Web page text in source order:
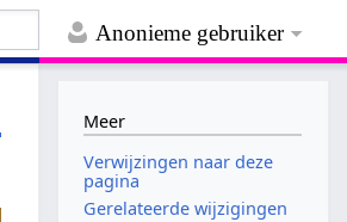
Anonieme gebruiker
Meer
Verwijzingen naar deze
pagina
Gerelateerde wijzigingen